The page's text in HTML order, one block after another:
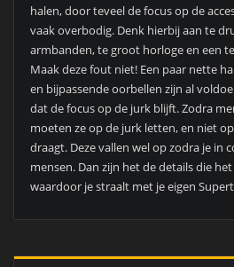
halen, door teveel de focus op de
vaak overbodig. Denk hierbij aan te
armbanden, te groot horloge en een
Maak deze fout niet! Een paar nette
en bijpassende oorbellen zijn al
dat de focus op de jurk blijft. Zodra
moeten ze op de jurk letten, en niet
draagt. Deze vallen wel op zodra je in
mensen. Dan zijn het de details die
waardoor je straalt met je eigen